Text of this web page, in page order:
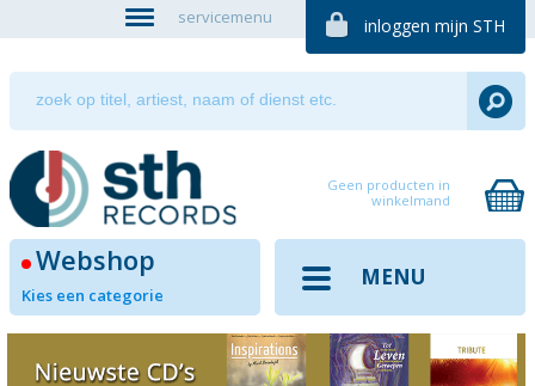
servicemenu inloggen mijn STH
Geen producten in
winkelmand
Webshop
Kies een categorie
MENU